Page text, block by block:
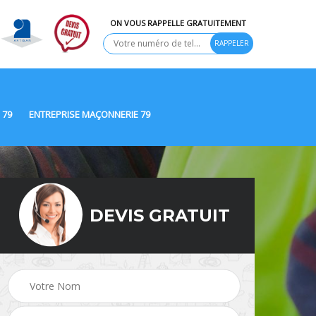
ON VOUS RAPPELLE GRATUITEMENT
79 ENTREPRISE MAÇONNERIE 79
Ravalement de façade Peinture Extérieure 79
DEVIS GRATUIT